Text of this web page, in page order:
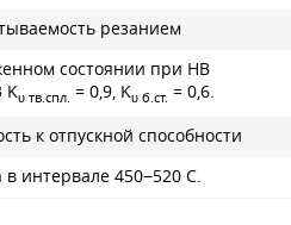
резанием
состоянии при НВ
Kυ тв.спл. = 0,9, Kυ б.ст. = 0,6.
к отпускной способности
в интервале 450−520 С.